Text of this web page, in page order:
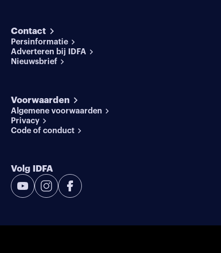
Contact
Persinformatie
Adverteren bij IDFA
Nieuwsbrief
Voorwaarden
Algemene voorwaarden
Privacy
Code of conduct
Volg IDFA